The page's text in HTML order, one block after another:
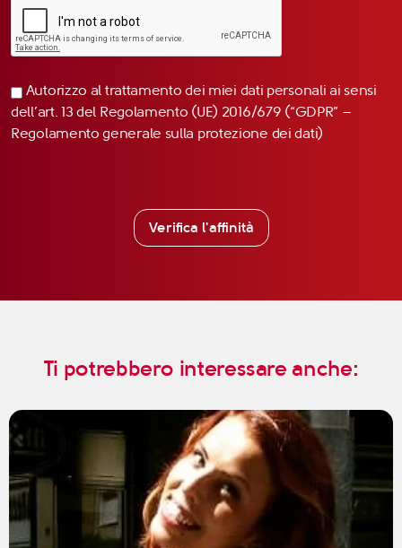
Autorizzo al trattamento dei miei dati personali ai sensi
dell’art. 13 del Regolamento (UE) 2016/679 (“GDPR” –
Regolamento generale sulla protezione dei dati)
Verifica l'affinità
Ti potrebbero interessare anche: